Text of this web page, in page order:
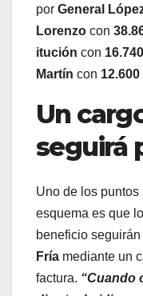
por General
Lorenzo con
itución con 16.740
Martín con 12.600
Un
seguirá
Uno de los
esquema es que
beneficio
Fría mediante un
factura. “Cuando